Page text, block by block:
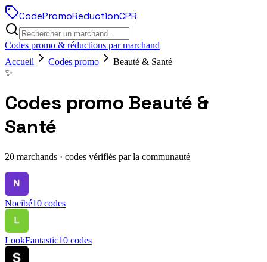
CodePromoReductionCPR
Codes promo & réductions par marchand
Accueil
Codes promo
Beauté & Santé
✨
Codes promo Beauté &
Santé
20 marchands · codes vérifiés par la communauté
Nocibé10 codes
LookFantastic10 codes